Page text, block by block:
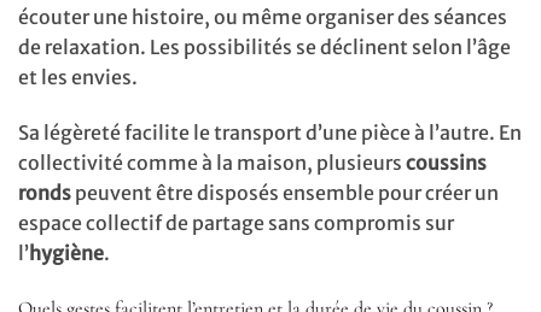
écouter une histoire, ou même organiser des séances
de relaxation. Les possibilités se déclinent selon l’âge
et les envies.
Sa légèreté facilite le transport d’une pièce à l’autre. En
collectivité comme à la maison, plusieurs coussins
ronds peuvent être disposés ensemble pour créer un
espace collectif de partage sans compromis sur
l’hygiène.